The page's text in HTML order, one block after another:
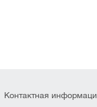
Контактная